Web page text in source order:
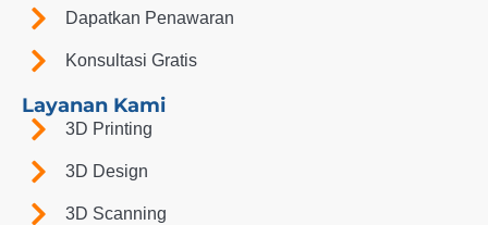
Dapatkan Penawaran
Konsultasi Gratis
Layanan Kami
3D Printing
3D Design
3D Scanning